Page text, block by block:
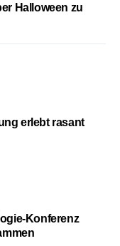
Halloween zu
erlebt rasant
Konferenz